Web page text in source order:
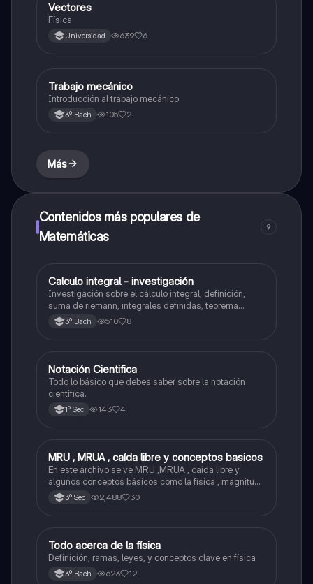
Física
Vectores
Física
Universidad 639 6
Física
Trabajo mecánico
Introducción al trabajo mecánico
3º Bach 105 2
Más
Contenidos más populares de
Matemáticas
9
Matemáticas
Calculo integral - investigación
Investigación sobre el cálculo integral, definición,
suma de riemann, integrales definidas, teorema
fundamental del cálculo, antiderivadas, integrales
indefinidas y ejemplos.
3º Bach 510 8
Matemáticas
Notación Cientifica
Todo lo básico que debes saber sobre la notación
científica.
1º Sec 143 4
Física
MRU , MRUA , caída libre y conceptos basicos
En este archivo se ve MRU ,MRUA , caída libre y
algunos conceptos básicos como la física , magnitud ,
fenómenos físico , etc...
3º Sec 2,488 30
Física
Todo acerca de la física
Definición, ramas, leyes, y conceptos clave en física
3º Bach 623 12